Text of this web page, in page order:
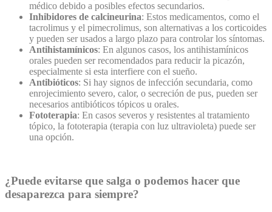
médico debido a posibles efectos secundarios.
Inhibidores de calcineurina: Estos medicamentos, como el
tacrolimus y el pimecrolimus, son alternativas a los corticoides
y pueden ser usados a largo plazo para controlar los síntomas.
Antihistamínicos: En algunos casos, los antihistamínicos
orales pueden ser recomendados para reducir la picazón,
especialmente si esta interfiere con el sueño.
Antibióticos: Si hay signos de infección secundaria, como
enrojecimiento severo, calor, o secreción de pus, pueden ser
necesarios antibióticos tópicos u orales.
Fototerapia: En casos severos y resistentes al tratamiento
tópico, la fototerapia (terapia con luz ultravioleta) puede ser
una opción.
¿Puede evitarse que salga o podemos hacer que
desaparezca para siempre?